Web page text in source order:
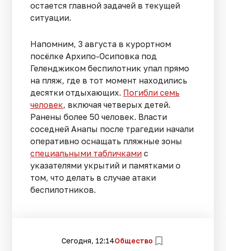
остается главной задачей в текущей
ситуации.
Напомним, 3 августа в курортном
посёлке Архипо-Осиповка под
Геленджиком беспилотник упал прямо
на пляж, где в тот момент находились
десятки отдыхающих. Погибли семь
человек, включая четверых детей.
Ранены более 50 человек. Власти
соседней Анапы после трагедии начали
оперативно оснащать пляжные зоны
специальными табличками с
указателями укрытий и памятками о
том, что делать в случае атаки
беспилотников.
Сегодня, 12:14Общество